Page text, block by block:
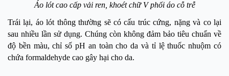
Áo lót cao cấp vải ren, khoét chữ V phối áo cỗ trễ
Trái lại, áo lót thông thường sẽ có cấu trúc cứng, nặng và co lại
sau nhiều lần sử dụng. Chúng còn không đảm bảo tiêu chuẩn về
độ bền màu, chỉ số pH an toàn cho da và tỉ lệ thuốc nhuộm có
chứa formaldehyde cao gây hại cho da.